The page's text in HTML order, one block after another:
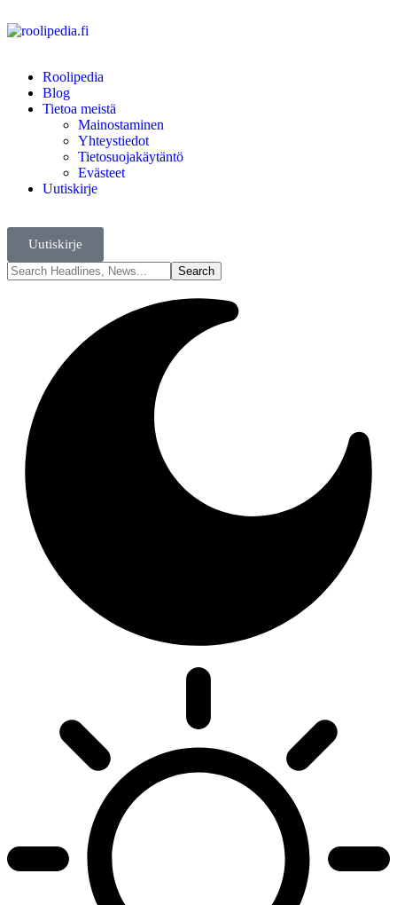
Roolipedia
Blog
Tietoa meistä
Mainostaminen
Yhteystiedot
Tietosuojakäytäntö
Evästeet
Uutiskirje
Uutiskirje